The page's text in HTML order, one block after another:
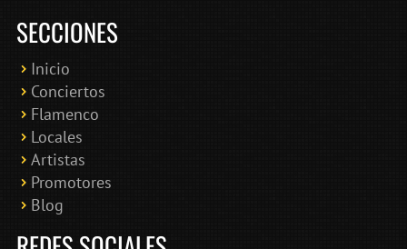
SECCIONES
Inicio
Conciertos
Flamenco
Locales
Artistas
Promotores
Blog